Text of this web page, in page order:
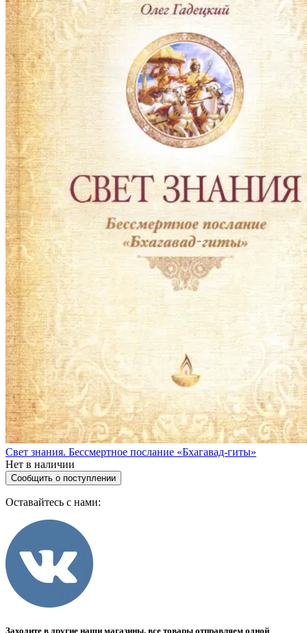
Свет знания. Бессмертное послание «Бхагавад-гиты»
Нет в наличии
Сообщить о поступлении
Оставайтесь с нами:
Заходите в другие наши магазины, все товары отправляем одной